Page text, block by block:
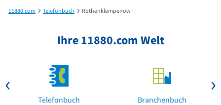
11880.com Telefonbuch Rothenklempenow
Ihre 11880.com Welt
Telefonbuch Branchenbuch